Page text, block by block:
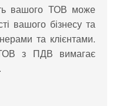
вашого ТОВ може
вашого бізнесу та
та клієнтами.
ТОВ з ПДВ вимагає